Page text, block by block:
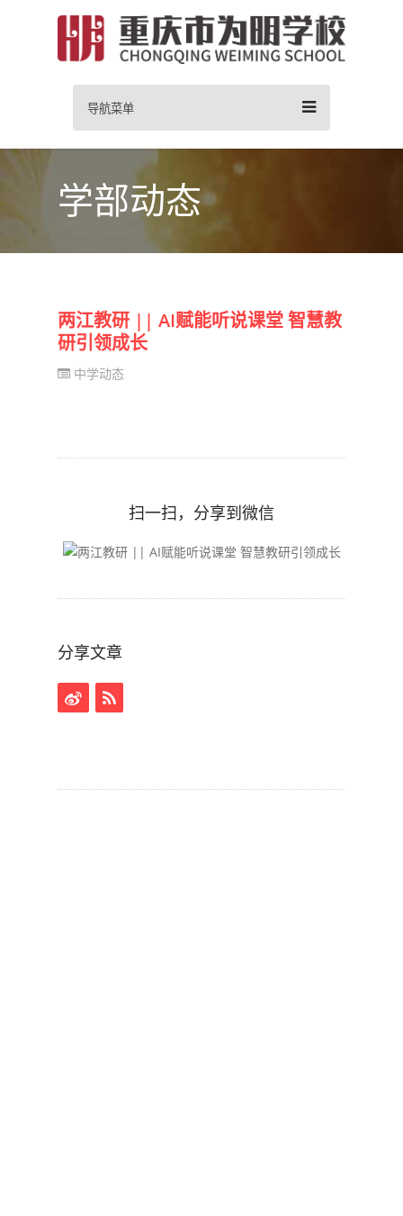
导航菜单
学部动态
两江教研 || AI赋能听说课堂 智慧教
研引领成长
中学动态
扫一扫，分享到微信
分享文章